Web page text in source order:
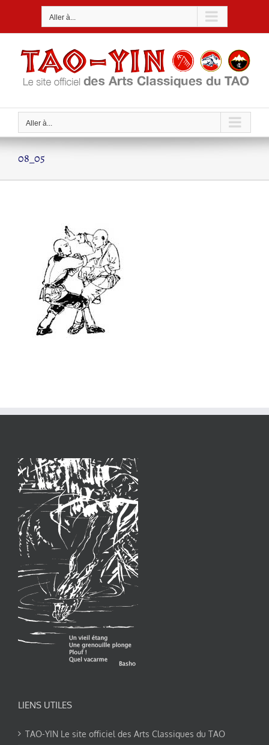
Aller à...
Aller à...
08_05
LIENS UTILES
TAO-YIN Le site officiel des Arts Classiques du TAO